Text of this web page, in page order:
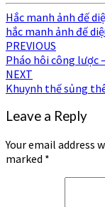
Share
Hắc manh ảnh đế
hắc manh ảnh đế
Post
navigation
PREVIOUS
Pháo hôi công lược
NEXT
Khuynh thế sủng
Leave a Reply
Your email address
marked *